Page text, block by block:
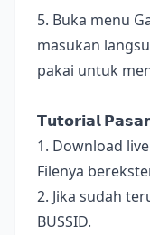
5. Buka menu
masukan
pakai untuk
𝗧𝘂𝘁𝗼𝗿𝗶𝗮𝗹
1. Download
Filenya
2. Jika sudah
BUSSID.